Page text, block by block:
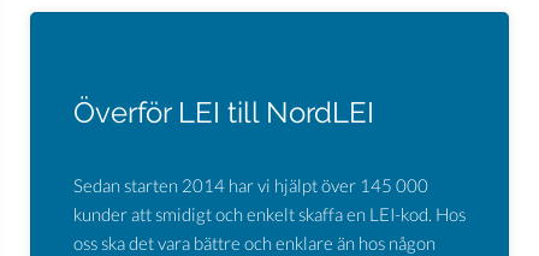
Överför LEI till NordLEI
Sedan starten 2014 har vi hjälpt över 145 000
kunder att smidigt och enkelt skaffa en LEI-kod. Hos
oss ska det vara bättre och enklare än hos någon